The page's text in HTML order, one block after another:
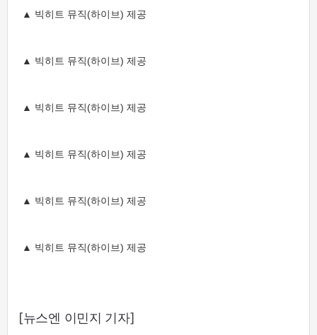
▲ 빅히트 뮤직(하이브) 제공
▲ 빅히트 뮤직(하이브) 제공
▲ 빅히트 뮤직(하이브) 제공
▲ 빅히트 뮤직(하이브) 제공
▲ 빅히트 뮤직(하이브) 제공
▲ 빅히트 뮤직(하이브) 제공
[뉴스엔 이민지 기자]